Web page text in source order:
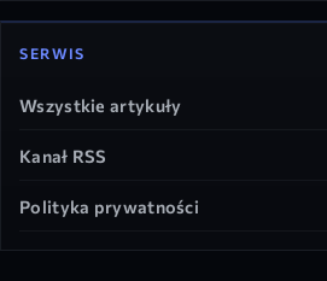
SERWIS
Wszystkie artykuły
Kanał RSS
Polityka prywatności